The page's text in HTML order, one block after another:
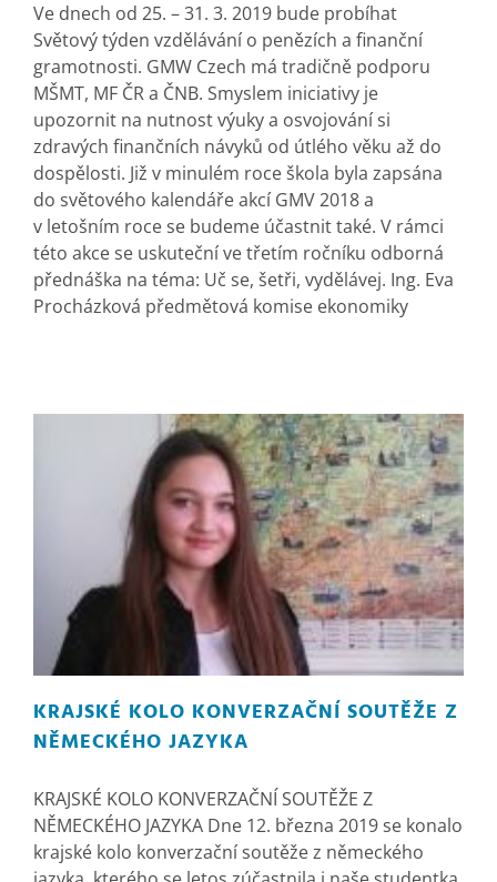
Ve dnech od 25. – 31. 3. 2019 bude probíhat
Světový týden vzdělávání o penězích a finanční
gramotnosti. GMW Czech má tradičně podporu
MŠMT, MF ČR a ČNB. Smyslem iniciativy je
upozornit na nutnost výuky a osvojování si
zdravých finančních návyků od útlého věku až do
dospělosti. Již v minulém roce škola byla zapsána
do světového kalendáře akcí GMV 2018 a
v letošním roce se budeme účastnit také. V rámci
této akce se uskuteční ve třetím ročníku odborná
přednáška na téma: Uč se, šetři, vydělávej. Ing. Eva
Procházková předmětová komise ekonomiky
KRAJSKÉ KOLO KONVERZAČNÍ SOUTĚŽE Z
NĚMECKÉHO JAZYKA
KRAJSKÉ KOLO KONVERZAČNÍ SOUTĚŽE Z
NĚMECKÉHO JAZYKA Dne 12. března 2019 se konalo
krajské kolo konverzační soutěže z německého